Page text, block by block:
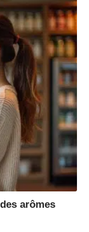
arômes